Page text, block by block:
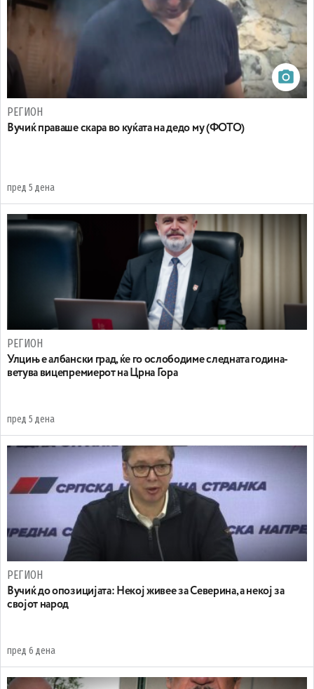
РЕГИОН
Вучиќ праваше скара во куќата на дедо му (ФОТО)
пред 5 дена
РЕГИОН
Улцињ е албански град, ќе го ослободиме следната година-
ветува вицепремиерот на Црна Гора
пред 5 дена
РЕГИОН
Вучиќ до опозицијата: Некој живее за Северина, а некој за
својот народ
пред 6 дена